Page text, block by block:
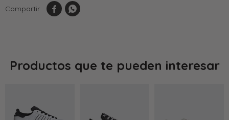
 
Productos que te pueden interesar